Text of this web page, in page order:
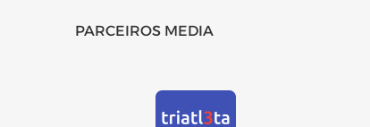
PARCEIROS MEDIA